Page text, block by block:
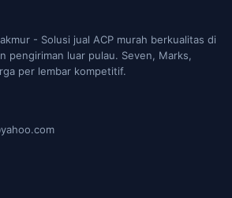
- Solusi jual ACP murah berkualitas di
pengiriman luar pulau. Seven, Marks,
per lembar kompetitif.